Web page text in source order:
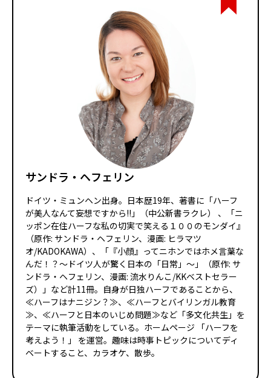
サンドラ・ヘフェリン
ドイツ・ミュンヘン出身。日本歴19年、著書に「ハーフ
が美人なんて妄想ですから!!」（中公新書ラクレ） 、「ニ
ッポン在住ハーフな私の切実で笑える１００のモンダイ』
（原作: サンドラ・ヘフェリン、漫画: ヒラマツ
オ/KADOKAWA）、「『小顔』ってニホンではホメ言葉な
んだ！？～ドイツ人が驚く日本の「日常」～」（原作: サ
ンドラ・ヘフェリン、漫画: 流水りんこ/KKベストセラー
ズ）」など計11冊。自身が日独ハーフであることから、
≪ハーフはナニジン？≫、≪ハーフとバイリンガル教育
≫、≪ハーフと日本のいじめ問題≫など「多文化共生」を
テーマに執筆活動をしている。ホームページ 「ハーフを
考えよう！」 を運営。趣味は時事トピックについてディ
ベートすること、カラオケ、散歩。